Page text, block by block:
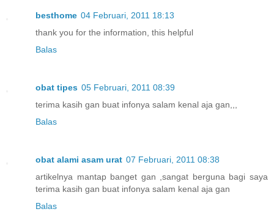
besthome 04 Februari, 2011 18:13
thank you for the information, this helpful
Balas
obat tipes 05 Februari, 2011 08:39
terima kasih gan buat infonya salam kenal aja gan,,,
Balas
obat alami asam urat 07 Februari, 2011 08:38
artikelnya mantap banget gan ,sangat berguna bagi saya
terima kasih gan buat infonya salam kenal aja gan
Balas